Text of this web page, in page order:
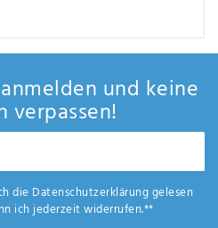
und keine
verpassen!
die Daten­schutz­erklärunggelesen
ich jederzeit widerrufen.**